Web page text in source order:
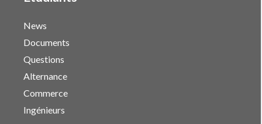
News
Documents
Questions
Alternance
Commerce
Ingénieurs